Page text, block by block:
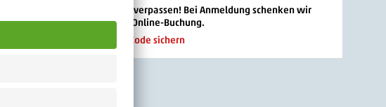
Ab jetzt keine Angebote mehr verpassen! Bei Anmeldung schenken wir
Ihnen zusätzlich € 20.- für die Online-Buchung.
Jetzt anmelden und Rabatt-Code sichern